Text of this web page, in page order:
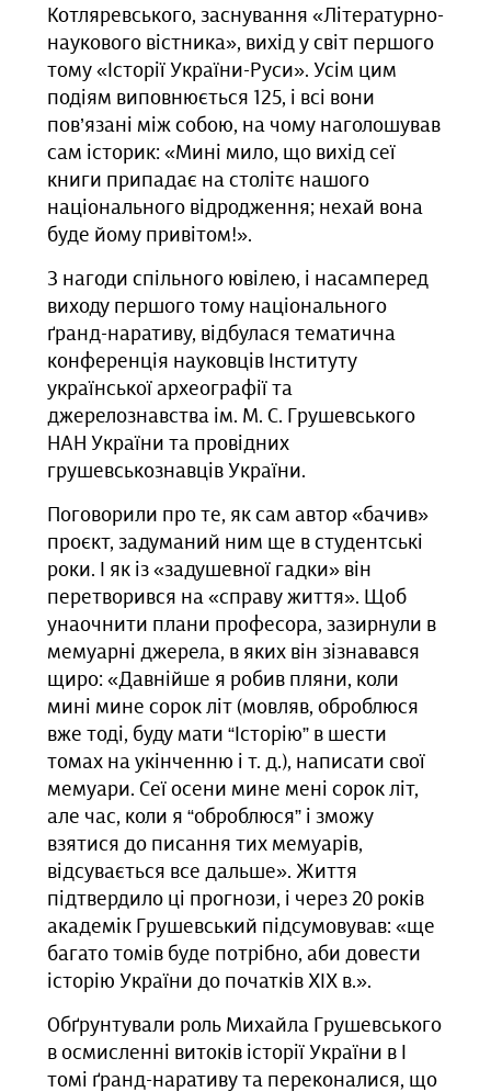
Котляревського, заснування «Літературно-
наукового вістника», вихід у світ першого
тому «Історії України-Руси». Усім цим
подіям виповнюється 125, і всі вони
пов’язані між собою, на чому наголошував
сам історик: «Мині мило, що вихід сеї
книги припадає на столітє нашого
національного відродження; нехай вона
буде йому привітом!».
З нагоди спільного ювілею, і насамперед
виходу першого тому національного
ґранд-наративу, відбулася тематична
конференція науковців Інституту
української археографії та
джерелознавства ім. М. С. Грушевського
НАН України та провідних
грушевськознавців України.
Поговорили про те, як сам автор «бачив»
проєкт, задуманий ним ще в студентські
роки. І як із «задушевної гадки» він
перетворився на «справу життя». Щоб
унаочнити плани професора, зазирнули в
мемуарні джерела, в яких він зізнавався
щиро: «Давнійше я робив пляни, коли
мині мине сорок літ (мовляв, оброблюся
вже тоді, буду мати “Історію” в шести
томах на укінченню і т. д.), написати свої
мемуари. Сеї осени мине мені сорок літ,
але час, коли я “оброблюся” і зможу
взятися до писання тих мемуарів,
відсувається все дальше». Життя
підтвердило ці прогнози, і через 20 років
академік Грушевський підсумовував: «ще
багато томів буде потрібно, аби довести
історію України до початків ХІХ в.».
Обґрунтували роль Михайла Грушевського
в осмисленні витоків історії України в І
томі ґранд-наративу та переконалися, що